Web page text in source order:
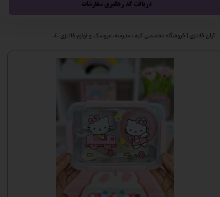
دریافت کد رهگیری سفارشات
آران فانتزی | فروشگاه تخصصی کیف مدرسه، عروسک و لوازم فانتزی